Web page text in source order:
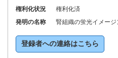
権利化状況
権利化済
発明の名称
腎組織の蛍光イメー
登録者への連絡はこちら